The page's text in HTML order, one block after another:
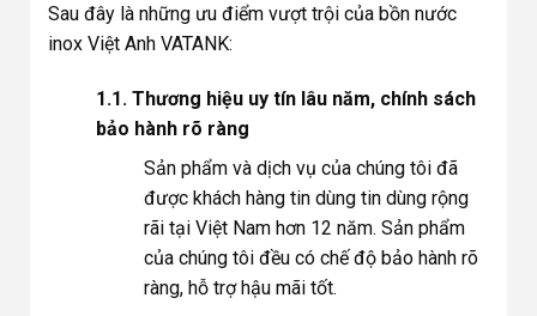
Sau đây là những ưu điểm vượt trội của bồn nước
inox Việt Anh VATANK:
1.1. Thương hiệu uy tín lâu năm, chính sách
bảo hành rõ ràng
Sản phẩm và dịch vụ của chúng tôi đã
được khách hàng tin dùng tin dùng rộng
rãi tại Việt Nam hơn 12 năm. Sản phẩm
của chúng tôi đều có chế độ bảo hành rõ
ràng, hỗ trợ hậu mãi tốt.